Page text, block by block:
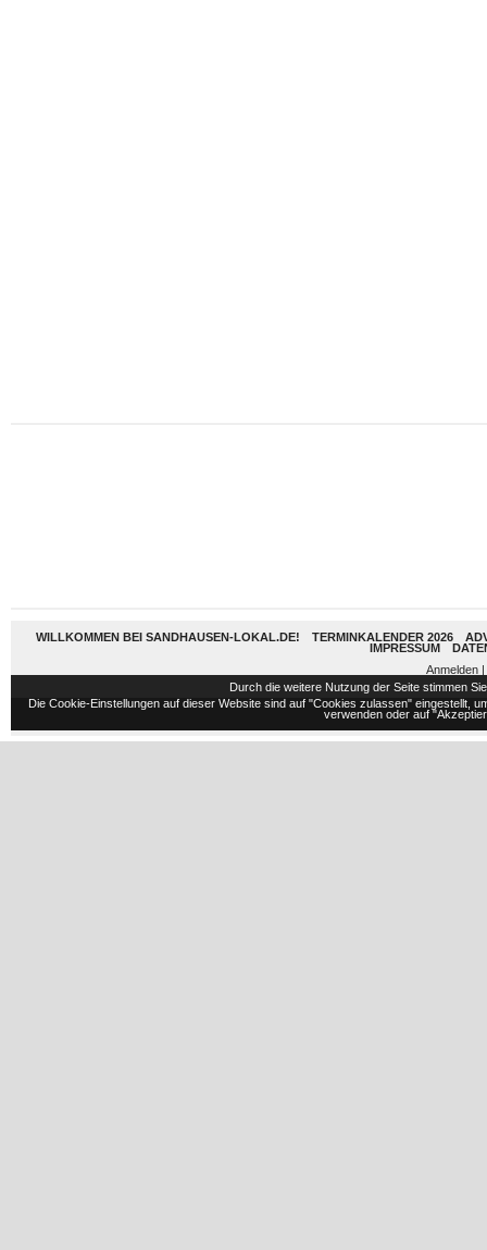
WILLKOMMEN BEI SANDHAUSEN-LOKAL.DE! TERMINKALENDER 2026
IMPRESSUM
Anmelden
Durch die weitere Nutzung der Seite stimmen
Die Cookie-Einstellungen auf dieser Website sind auf "Cookies zulassen" eingestellt,
verwenden oder auf